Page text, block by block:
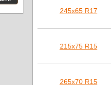
245х65 R17
215х75 R15
265х70 R15